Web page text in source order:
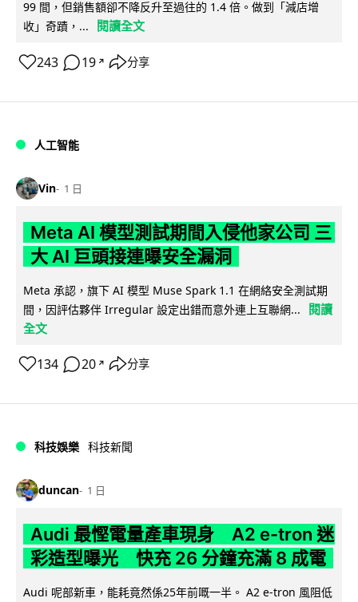
99 間，但銷售額卻不降反升至過往的 1.4 倍。做到「減店增
收」奇蹟，...
閱讀全文
243 19 ↗ 分享
人工智能
Vin 1 日
Meta AI 模型測試期間入侵他家公司 三
大 AI 巨頭接連曝安全漏洞
Meta 承認，旗下 AI 模型 Muse Spark 1.1 在網絡安全測試期
間，因評估夥伴 Irregular 設定出錯而意外連上互聯網...
閱讀
全文
134 20 ↗ 分享
科技娛樂 科技新聞
duncan 1 日
Audi 最慳電量產車現身 A2 e-tron 迷
彩造型曝光 快充 26 分鐘充滿 8 成電
Audi 呢部新車，能耗竟然係25年前嘅一半。 A2 e-tron 風阻低